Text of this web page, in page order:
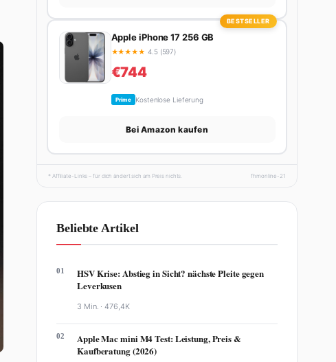
BESTSELLER
Apple iPhone 17 256 GB
★★★★★ 4.5 (597)
€744
Prime Kostenlose Lieferung
Bei Amazon kaufen
* Affiliate-Links – für dich ändert sich am Preis nichts. fhmonline-21
Beliebte Artikel
01
HSV Krise: Abstieg in Sicht? nächste Pleite gegen
Leverkusen
3 Min. ·476,4K
02
Apple Mac mini M4 Test: Leistung, Preis &
Kaufberatung (2026)